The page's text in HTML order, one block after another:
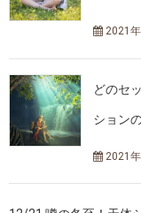
2021
どのセ
ション
2021